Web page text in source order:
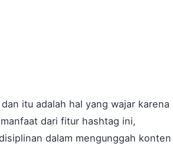
itu adalah hal yang wajar karena
dari fitur hashtag ini,
dalam mengunggah konten